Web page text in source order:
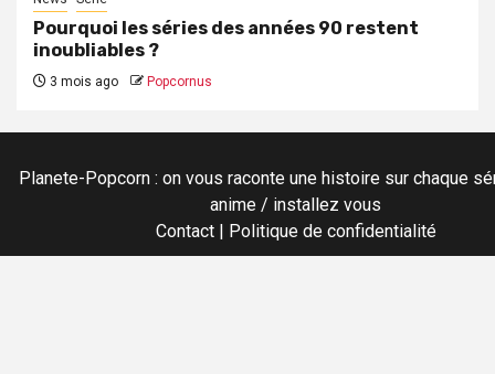
Pourquoi les séries des années 90 restent
inoubliables ?
3 mois ago Popcornus
Planete-Popcorn : on vous raconte une histoire sur chaque
anime / installez vous
Contact| Politique de confidentialité